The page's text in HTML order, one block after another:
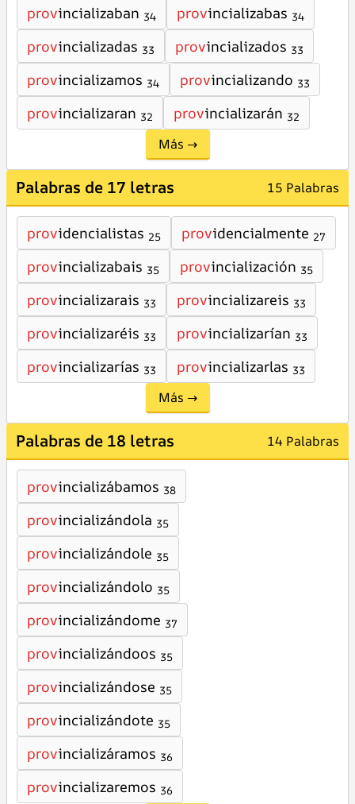
provincializaban 34 provincializabas 34
provincializadas 33 provincializados 33
provincializamos 34 provincializando 33
provincializaran 32 provincializarán 32
Más →
Palabras de 17 letras 15 Palabras
providencialistas 25 providencialmente 27
provincializabais 35 provincialización 35
provincializarais 33 provincializareis 33
provincializaréis 33 provincializarían 33
provincializarías 33 provincializarlas 33
Más →
Palabras de 18 letras 14 Palabras
provincializábamos 38
provincializándola 35
provincializándole 35
provincializándolo 35
provincializándome 37
provincializándoos 35
provincializándose 35
provincializándote 35
provincializáramos 36
provincializaremos 36